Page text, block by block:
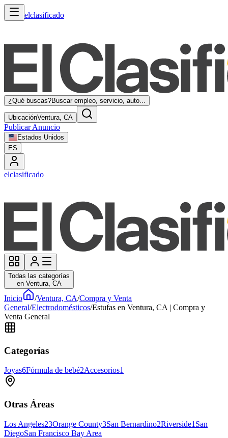
elclasificado
¿Qué buscas?Buscar empleo, servicio, auto...
UbicaciónVentura, CA
Publicar Anuncio
Estados Unidos
ES
elclasificado
Todas las categorías
en Ventura, CA
Inicio /Ventura, CA/Compra y Venta
General/Electrodomésticos/Estufas en Ventura, CA | Compra y
Venta General
Categorías
Joyas6Fórmula de bebé2Accesorios1
Otras Áreas
Los Angeles23Orange County3San Bernardino2Riverside1 San
DiegoSan Francisco Bay Area